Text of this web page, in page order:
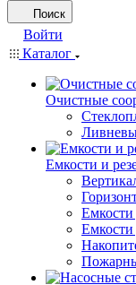
Поиск
Войти
Каталог
Очистные
Емкости и
Емкости